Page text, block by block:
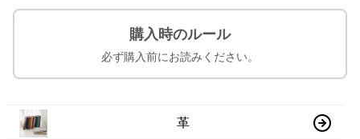
購入時のルール
必ず購入前にお読みください。
革